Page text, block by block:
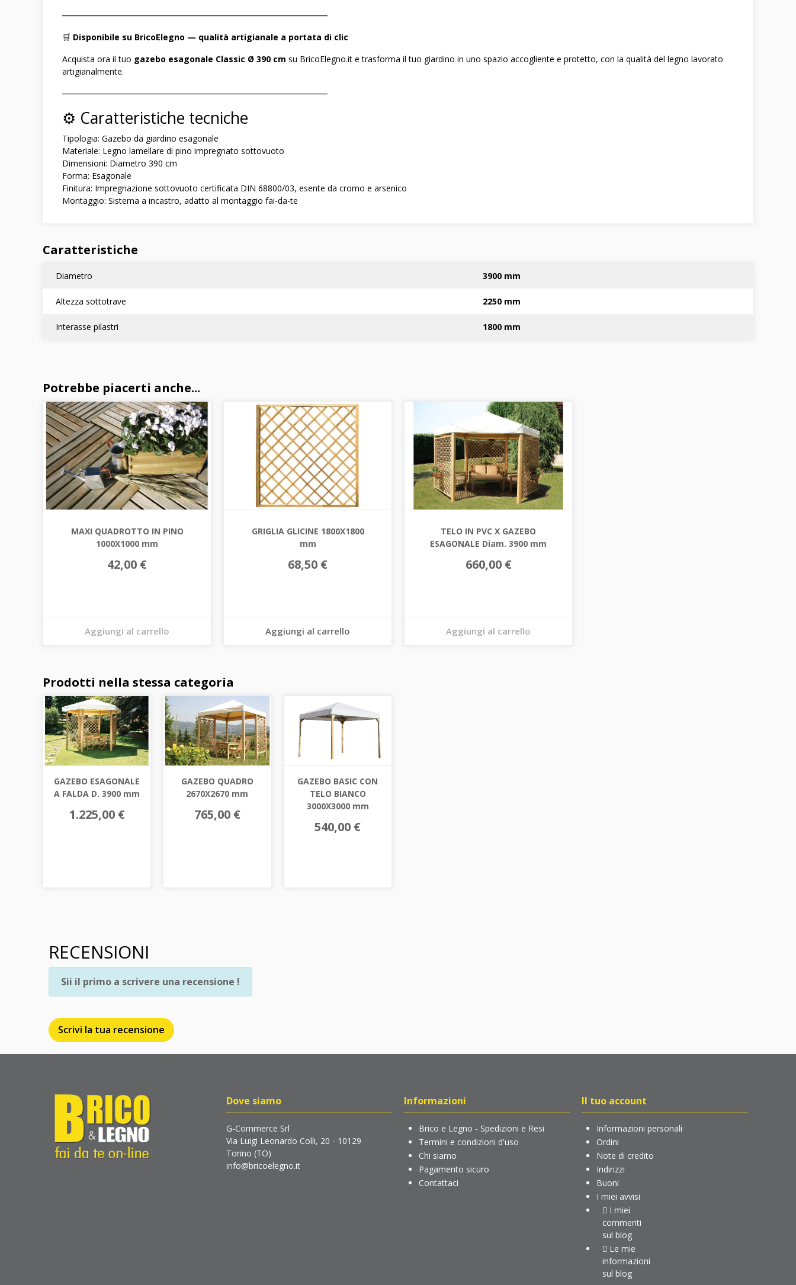
――――――――――――――――――――――――――――――――
🛒 Disponibile su BricoElegno — qualità artigianale a portata di clic
Acquista ora il tuo gazebo esagonale Classic Ø 390 cm su BricoElegno.it e trasforma il tuo giardino in uno spazio accogliente e protetto, con la qualità del legno lavorato
artigianalmente.
――――――――――――――――――――――――――――――――
⚙️ Caratteristiche tecniche
Tipologia: Gazebo da giardino esagonale
Materiale: Legno lamellare di pino impregnato sottovuoto
Dimensioni: Diametro 390 cm
Forma: Esagonale
Finitura: Impregnazione sottovuoto certificata DIN 68800/03, esente da cromo e arsenico
Montaggio: Sistema a incastro, adatto al montaggio fai-da-te
Caratteristiche
Diametro 3900 mm
Altezza sottotrave 2250 mm
Interasse pilastri 1800 mm
Potrebbe piacerti anche...
MAXI QUADROTTO IN PINO
1000X1000 mm
42,00 €
Aggiungi al carrello
GRIGLIA GLICINE 1800X1800
mm
68,50 €
Aggiungi al carrello
TELO IN PVC X GAZEBO
ESAGONALE Diam. 3900 mm
660,00 €
Aggiungi al carrello
Prodotti nella stessa categoria
GAZEBO ESAGONALE
A FALDA D. 3900 mm
1.225,00 €
GAZEBO QUADRO
2670X2670 mm
765,00 €
GAZEBO BASIC CON
TELO BIANCO
3000X3000 mm
540,00 €
RECENSIONI
Scrivi la tua recensione
Sii il primo a scrivere una recensione !
Dove siamo
G-Commerce Srl
Via Luigi Leonardo Colli, 20 - 10129
Torino (TO)
info@bricoelegno.it
Informazioni
Brico e Legno - Spedizioni e Resi
Termini e condizioni d'uso
Chi siamo
Pagamento sicuro
Contattaci
Il tuo account
Informazioni personali
Ordini
Note di credito
Indirizzi
Buoni
I miei avvisi
I miei
commenti
sul blog
Le mie
informazioni
sul blog